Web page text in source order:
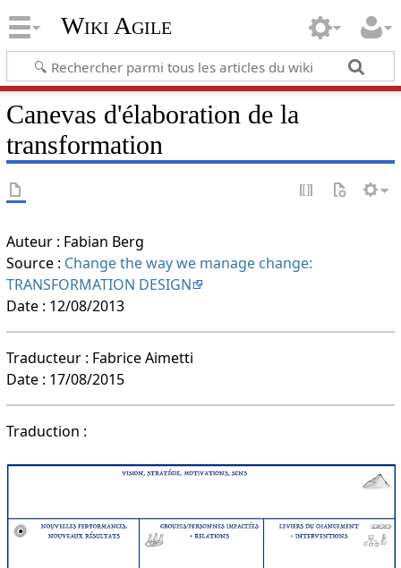
Wiki Agile
Canevas d'élaboration de la
transformation
Auteur : Fabian Berg
Source : Change the way we manage change:
TRANSFORMATION DESIGN
Date : 12/08/2013
Traducteur : Fabrice Aimetti
Date : 17/08/2015
Traduction :